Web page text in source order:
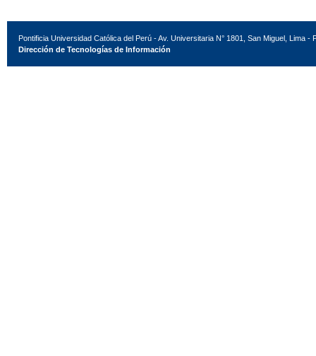
Pontificia Universidad Católica del Perú - Av. Universitaria N° 1801, San Miguel, Lima -
Dirección de Tecnologías de Información